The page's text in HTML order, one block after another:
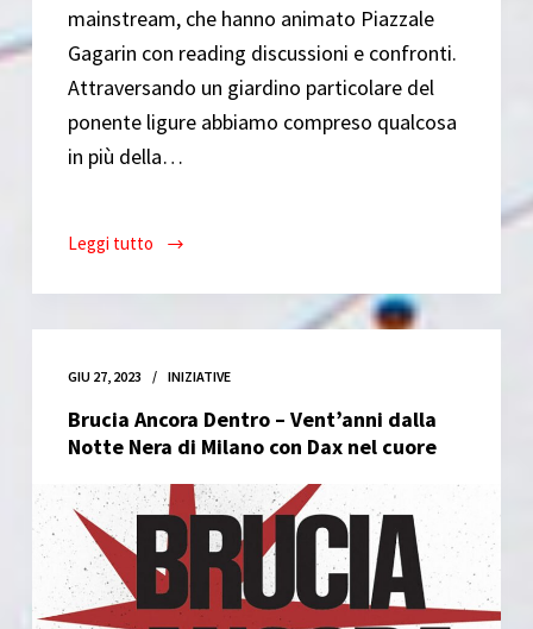
mainstream, che hanno animato Piazzale
Gagarin con reading discussioni e confronti.
Attraversando un giardino particolare del
ponente ligure abbiamo compreso qualcosa
in più della…
Leggi tutto
“Oltre
mese
Presentazioni
GIU 27, 2023 INIZIATIVE
Brucia Ancora Dentro – Vent’anni dalla
Notte Nera di Milano con Dax nel cuore